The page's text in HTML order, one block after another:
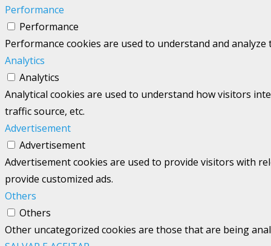
Performance
Performance
Performance cookies are used to understand and
Analytics
Analytics
Analytical cookies are used to understand how visitors
traffic source, etc.
Advertisement
Advertisement
Advertisement cookies are used to provide visitors with
provide customized ads.
Others
Others
Other uncategorized cookies are those that are being